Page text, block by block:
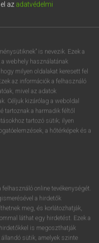
az adatvédelmi
is nevezik. Ezek a
webhely használatának
milyen oldalakat keresett fel
az információk a felhasználó
mivel az adatok
Céljuk kizárólag a weboldal
tartoznak a harmadik féltől
tartozó sütik; ilyen
a hőtérképek és a
online tevékenységét.
a hirdetők
meg, és korlátozhatják,
láthat egy hirdetést. Ezek a
is megoszthatják
sütik, amelyek szinte
ö ü ó
o p ő ú
ű
AltGr